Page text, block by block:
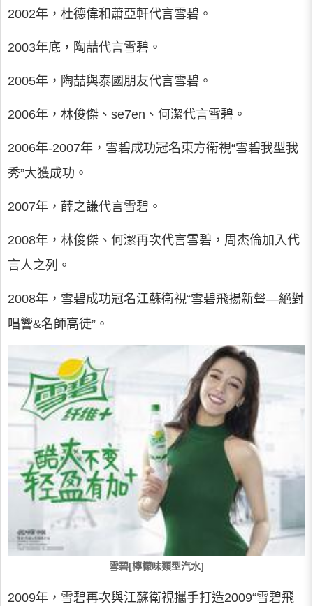
2002年，杜德偉和蕭亞軒代言雪碧。
2003年底，陶喆代言雪碧。
2005年，陶喆與泰國朋友代言雪碧。
2006年，林俊傑、se7en、何潔代言雪碧。
2006年-2007年，雪碧成功冠名東方衛視“雪碧我型我
秀”大獲成功。
2007年，薛之謙代言雪碧。
2008年，林俊傑、何潔再次代言雪碧，周杰倫加入代
言人之列。
2008年，雪碧成功冠名江蘇衛視“雪碧飛揚新聲—絕對
唱響&名師高徒”。
雪碧[檸檬味類型汽水]
2009年，雪碧再次與江蘇衛視攜手打造2009“雪碧飛